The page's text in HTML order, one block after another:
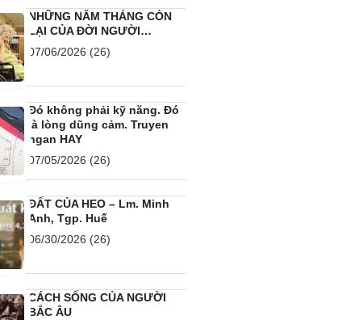
NHỮNG NĂM THÁNG CÒN
LẠI CỦA ĐỜI NGƯỜI…
07/06/2026 (26)
Đó không phải kỹ năng. Đó
là lòng dũng cảm. Truyen
ngan HAY
07/05/2026 (26)
ĐẤT CỦA HEO – Lm. Minh
Anh, Tgp. Huế
06/30/2026 (26)
CÁCH SỐNG CỦA NGƯỜI
BẮC ÂU